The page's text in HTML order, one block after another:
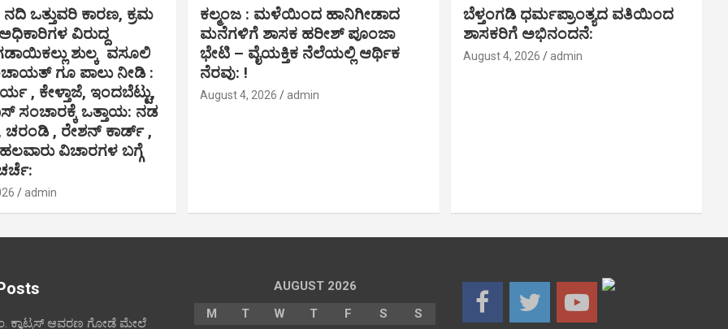
ನದಿ ಒತ್ತುವರಿ ಕಾರಣ, ಕ್ರಮ
ವಿರುದ್ದ
ಶುಲ್ಕ ವಸೂಲಿ
ಗೂ ಪಾಲು ನೀಡಿ :
, ಕೇಳ್ತಾಜೆ, ಇಂದಬೆಟ್ಟು,
ಸಂಚಾರಕ್ಕೆ ಒತ್ತಾಯ: ನಡ
ಚರಂಡಿ , ರೇಶನ್ ಕಾರ್ಡ್ ,
ವಿಚಾರಗಳ ಬಗ್ಗೆ
admin
ಕಲ್ಮಂಜ : ಮಳೆಯಿಂದ ಹಾನಿಗೀಡಾದ
ಮನೆಗಳಿಗೆ ಶಾಸಕ ಹರೀಶ್ ಪೂಂಜಾ
ಭೇಟಿ – ವೈಯಕ್ತಿಕ ನೆಲೆಯಲ್ಲಿ ಆರ್ಥಿಕ‌
ನೆರವು: !
August 4, 2026 admin
ಬೆಳ್ತಂಗಡಿ ಧರ್ಮಪ್ರಾಂತ್ಯದ ವತಿಯಿಂದ
ಶಾಸಕರಿಗೆ ಅಭಿನಂದನೆ:
August 4, 2026 admin
ಕ್ವಾಟ್ರಸ್ ಆವರಣ ಗೋಡೆ ಮೇಲೆ
AUGUST 2026
M
T W T F S S